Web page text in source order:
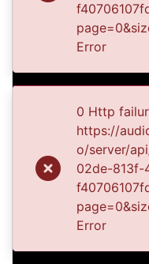
Images & Videos
Previous
Error
0 Http
https://
o/server/
02de-813f-
Error